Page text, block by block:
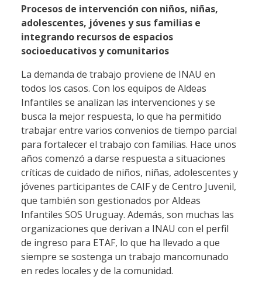
Procesos de intervención con niños, niñas,
adolescentes, jóvenes y sus familias e
integrando recursos de espacios
socioeducativos y comunitarios
La demanda de trabajo proviene de INAU en
todos los casos. Con los equipos de Aldeas
Infantiles se analizan las intervenciones y se
busca la mejor respuesta, lo que ha permitido
trabajar entre varios convenios de tiempo parcial
para fortalecer el trabajo con familias. Hace unos
años comenzó a darse respuesta a situaciones
críticas de cuidado de niños, niñas, adolescentes y
jóvenes participantes de CAIF y de Centro Juvenil,
que también son gestionados por Aldeas
Infantiles SOS Uruguay. Además, son muchas las
organizaciones que derivan a INAU con el perfil
de ingreso para ETAF, lo que ha llevado a que
siempre se sostenga un trabajo mancomunado
en redes locales y de la comunidad.